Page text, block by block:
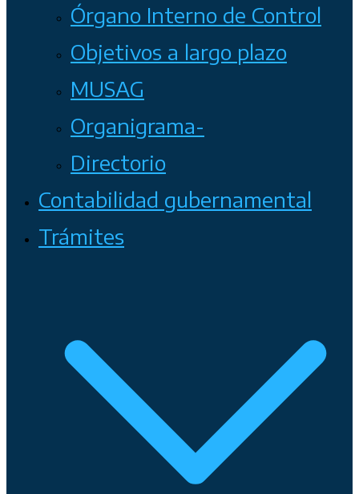
Órgano Interno de Control
Objetivos a largo plazo
MUSAG
Organigrama-
Directorio
Contabilidad gubernamental
Trámites